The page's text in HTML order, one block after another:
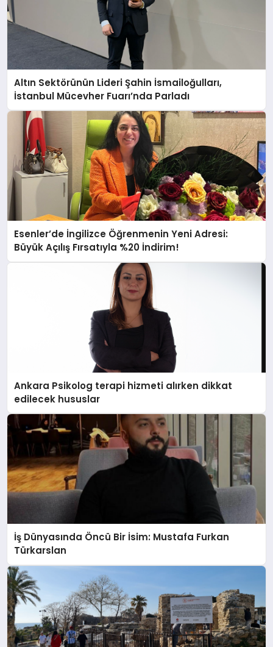
Altın Sektörünün Lideri Şahin İsmailoğulları,
İstanbul Mücevher Fuarı’nda Parladı ￼
Esenler’de İngilizce Öğrenmenin Yeni Adresi:
Büyük Açılış Fırsatıyla %20 İndirim!
Ankara Psikolog terapi hizmeti alırken dikkat
edilecek hususlar
İş Dünyasında Öncü Bir İsim: Mustafa Furkan
Türkarslan